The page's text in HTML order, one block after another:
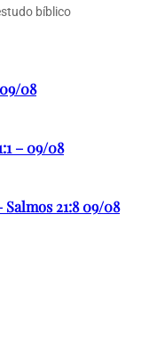
bíblico
08
– 09/08
21:8 09/08